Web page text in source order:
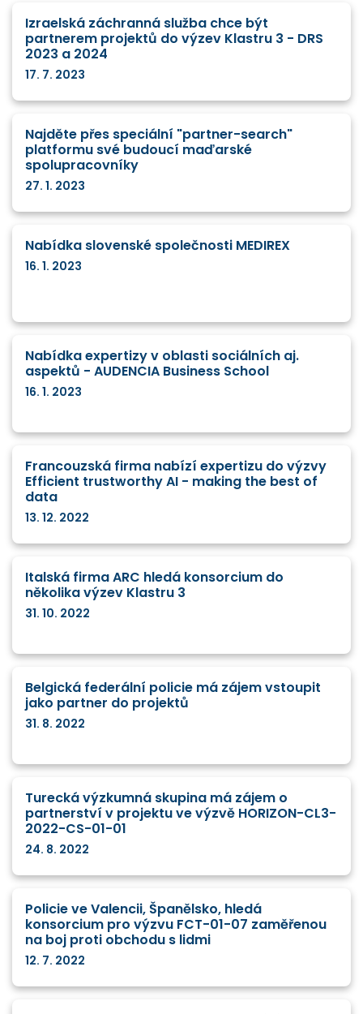
Izraelská záchranná služba chce být
partnerem projektů do výzev Klastru 3 - DRS
2023 a 2024
17. 7. 2023
Najděte přes speciální "partner-search"
platformu své budoucí maďarské
spolupracovníky
27. 1. 2023
Nabídka slovenské společnosti MEDIREX
16. 1. 2023
Nabídka expertizy v oblasti sociálních aj.
aspektů - AUDENCIA Business School
16. 1. 2023
Francouzská firma nabízí expertizu do výzvy
Efficient trustworthy AI - making the best of
data
13. 12. 2022
Italská firma ARC hledá konsorcium do
několika výzev Klastru 3
31. 10. 2022
Belgická federální policie má zájem vstoupit
jako partner do projektů
31. 8. 2022
Turecká výzkumná skupina má zájem o
partnerství v projektu ve výzvě HORIZON-CL3-
2022-CS-01-01
24. 8. 2022
Policie ve Valencii, Španělsko, hledá
konsorcium pro výzvu FCT-01-07 zaměřenou
na boj proti obchodu s lidmi
12. 7. 2022